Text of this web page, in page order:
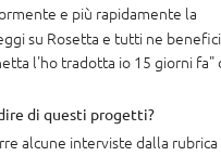
e più rapidamente la
su Rosetta e tutti ne
l'ho tradotta io 15 giorni fa"
di questi progetti?
alcune interviste dalla rubrica